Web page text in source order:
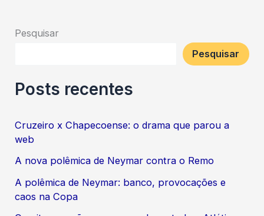
Pesquisar
Pesquisar
Posts recentes
Cruzeiro x Chapecoense: o drama que parou a
web
A nova polêmica de Neymar contra o Remo
A polêmica de Neymar: banco, provocações e
caos na Copa